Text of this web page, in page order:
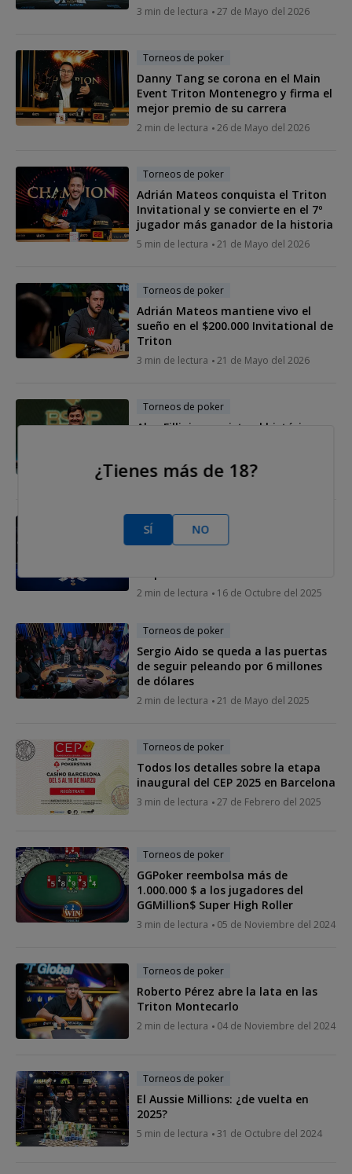
3 min de lectura 27 de Mayo del 2026
Torneos de poker
Danny Tang se corona en el Main
Event Triton Montenegro y firma el
mejor premio de su carrera
2 min de lectura 26 de Mayo del 2026
Torneos de poker
Adrián Mateos conquista el Triton
Invitational y se convierte en el 7º
jugador más ganador de la historia
5 min de lectura 21 de Mayo del 2026
Torneos de poker
Adrián Mateos mantiene vivo el
sueño en el $200.000 Invitational de
Triton
3 min de lectura 21 de Mayo del 2026
Torneos de poker
Alen Fillipi conquista el histórico
3 min de lectura 01 de Diciembre del 2025
Torneos de poker
Adrián Govea conquista el Mini
2 min de lectura 16 de Octubre del 2025
Torneos de poker
Sergio Aido se queda a las puertas
de seguir peleando por 6 millones
de dólares
2 min de lectura 21 de Mayo del 2025
Torneos de poker
Todos los detalles sobre la etapa
inaugural del CEP 2025 en Barcelona
3 min de lectura 27 de Febrero del 2025
Torneos de poker
GGPoker reembolsa más de
1.000.000 $ a los jugadores del
GGMillion$ Super High Roller
3 min de lectura 05 de Noviembre del 2024
Torneos de poker
Roberto Pérez abre la lata en las
Triton Montecarlo
2 min de lectura 04 de Noviembre del 2024
Torneos de poker
El Aussie Millions: ¿de vuelta en
2025?
5 min de lectura 31 de Octubre del 2024
¿Tienes más de 18?
SÍ NO